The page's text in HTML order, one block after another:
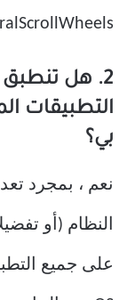
2. هل
بي؟
نعم ، بمجرد
النظام (أو
على جميع